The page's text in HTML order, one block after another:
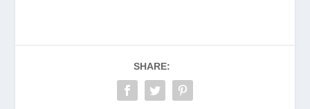
SHARE: